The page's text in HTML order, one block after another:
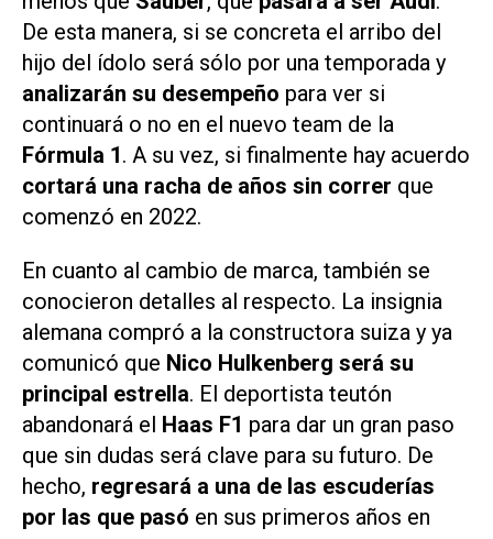
De esta manera, si se concreta el arribo del
hijo del ídolo será sólo por una temporada y
analizarán su desempeño para ver si
continuará o no en el nuevo team de la
Fórmula 1. A su vez, si finalmente hay acuerdo
cortará una racha de años sin correr que
comenzó en 2022.
En cuanto al cambio de marca, también se
conocieron detalles al respecto. La insignia
alemana compró a la constructora suiza y ya
comunicó que Nico Hulkenberg será su
principal estrella. El deportista teutón
abandonará el Haas F1 para dar un gran paso
que sin dudas será clave para su futuro. De
hecho, regresará a una de las escuderías
por las que pasó en sus primeros años en